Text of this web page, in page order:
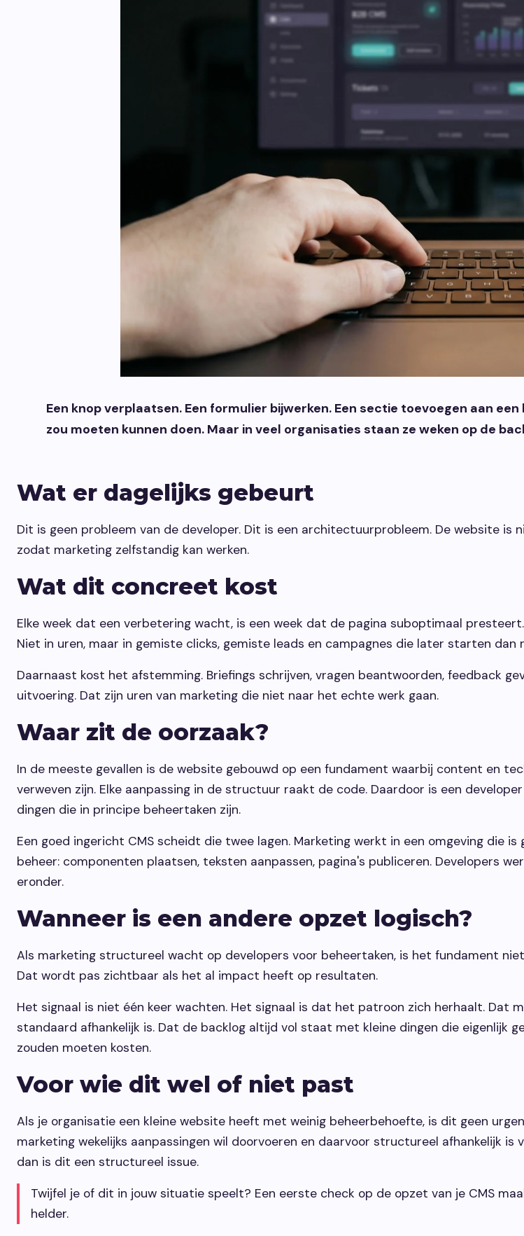
maken.
Development
Webontwikkeling die
organisatie.
Een knop verplaatsen. Een formulier bijwerken. Een sectie toevoegen aan
zou moeten kunnen doen. Maar in veel organisaties staan ze weken op de
Wat er dagelijks gebeurt
Dit is geen probleem van de developer. Dit is een architectuurprobleem. De website is
zodat marketing zelfstandig kan werken.
Wat dit concreet kost
Elke week dat een verbetering wacht, is een week dat de pagina suboptimaal
Niet in uren, maar in gemiste clicks, gemiste leads en campagnes die later starten dan
Daarnaast kost het afstemming. Briefings schrijven, vragen beantwoorden, feedback
uitvoering. Dat zijn uren van marketing die niet naar het echte werk gaan.
Waar zit de oorzaak?
In de meeste gevallen is de website gebouwd op een fundament waarbij content en
verweven zijn. Elke aanpassing in de structuur raakt de code. Daardoor is een
dingen die in principe beheertaken zijn.
Een goed ingericht CMS scheidt die twee lagen. Marketing werkt in een omgeving die is
beheer: componenten plaatsen, teksten aanpassen, pagina's publiceren. Developers
eronder.
Wanneer is een andere opzet logisch?
Als marketing structureel wacht op developers voor beheertaken, is het fundament
Dat wordt pas zichtbaar als het al impact heeft op resultaten.
Het signaal is niet één keer wachten. Het signaal is dat het patroon zich herhaalt. Dat
standaard afhankelijk is. Dat de backlog altijd vol staat met kleine dingen die eigenlijk
zouden moeten kosten.
Voor wie dit wel of niet past
Als je organisatie een kleine website heeft met weinig beheerbehoefte, is dit geen
marketing wekelijks aanpassingen wil doorvoeren en daarvoor structureel afhankelijk is
dan is dit een structureel issue.
Twijfel je of dit in jouw situatie speelt? Een eerste check op de opzet van je CMS
helder.